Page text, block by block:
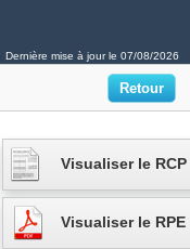
Dernière mise à jour le 07/08/2026
Visualiser le RCP
Visualiser le RPE